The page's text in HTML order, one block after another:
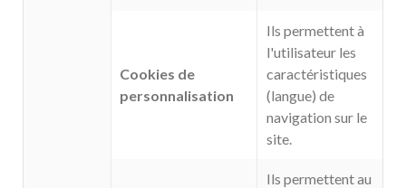
Cookies de
personnalisation
Ils permettent à
l'utilisateur les
caractéristiques
(langue) de
navigation sur le
site.
Ils permettent au